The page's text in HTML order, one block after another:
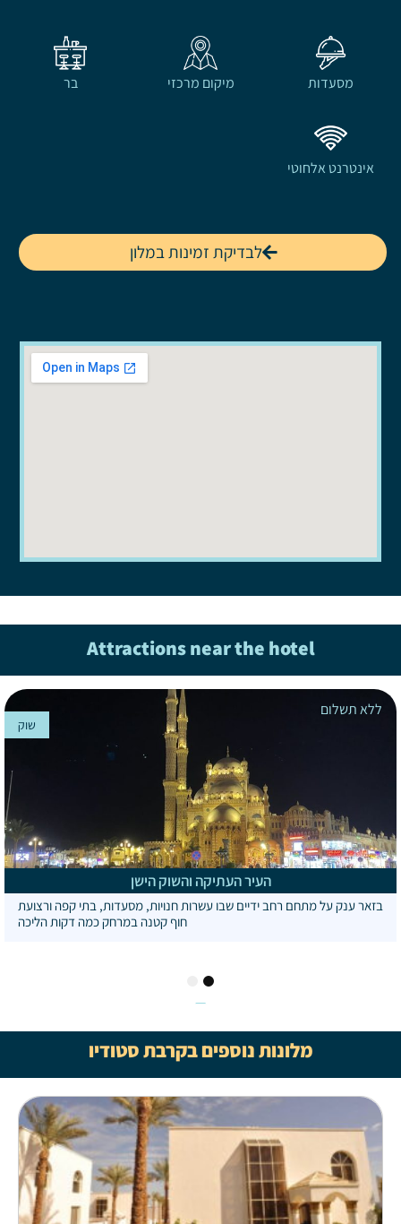
מסעדות מיקום מרכזי בר
אינטרנט אלחוטי
לבדיקת זמינות במלון
Attractions near the hotel
ללא תשלום
העיר העתיקה והשוק הישן
בזאר ענק על מתחם רחב ידיים שבו עשרות חנויות, מסעדות, בתי קפה ורצועת
חוף קטנה במרחק כמה דקות הליכה
שוק
מלונות נוספים בקרבת סטודיו